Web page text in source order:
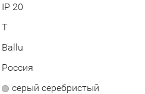
IP 20
T
Ballu
Россия
серый серебристый